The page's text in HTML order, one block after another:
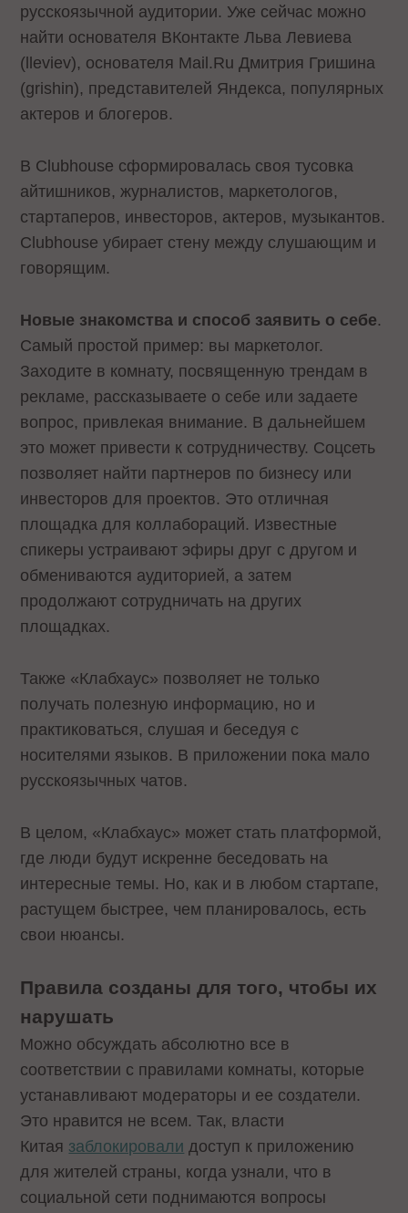
русскоязычной аудитории. Уже сейчас можно
найти основателя ВКонтакте Льва Левиева
(lleviev), основателя Mail.Ru Дмитрия Гришина
(grishin), представителей Яндекса, популярных
актеров и блогеров.
В Clubhouse сформировалась своя тусовка
айтишников, журналистов, маркетологов,
стартаперов, инвесторов, актеров, музыкантов.
Clubhouse убирает стену между слушающим и
говорящим.
Новые знакомства и способ заявить о себе.
Самый простой пример: вы маркетолог.
Заходите в комнату, посвященную трендам в
рекламе, рассказываете о себе или задаете
вопрос, привлекая внимание. В дальнейшем
это может привести к сотрудничеству. Соцсеть
позволяет найти партнеров по бизнесу или
инвесторов для проектов. Это отличная
площадка для коллабораций. Известные
спикеры устраивают эфиры друг с другом и
обмениваются аудиторией, а затем
продолжают сотрудничать на других
площадках.
Также «Клабхаус» позволяет не только
получать полезную информацию, но и
практиковаться, слушая и беседуя с
носителями языков. В приложении пока мало
русскоязычных чатов.
В целом, «Клабхаус» может стать платформой,
где люди будут искренне беседовать на
интересные темы. Но, как и в любом стартапе,
растущем быстрее, чем планировалось, есть
свои нюансы.
Правила созданы для того, чтобы их
нарушать
Можно обсуждать абсолютно все в
соответствии с правилами комнаты, которые
устанавливают модераторы и ее создатели.
Это нравится не всем. Так, власти
Китая заблокировали доступ к приложению
для жителей страны, когда узнали, что в
социальной сети поднимаются вопросы